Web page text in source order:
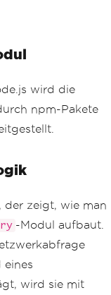
wird die
npm-Pakete
der zeigt, wie man
-Modul aufbaut.
wird sie mit